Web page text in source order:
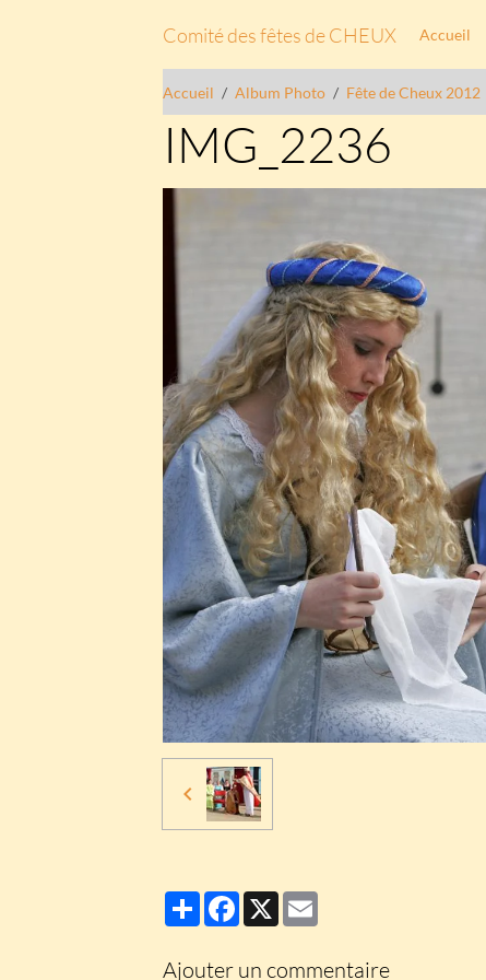
Comité des fêtes de CHEUX Accueil
Accueil Album Photo Fête de Cheux 2012
IMG_2236
PartagerFacebook
X
Ajouter un commentaire